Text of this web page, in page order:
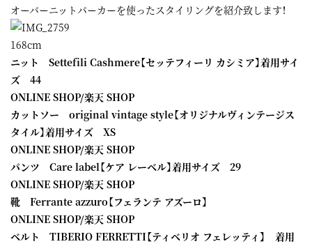
オーバーニットパーカーを使ったスタイリングを紹介致します！
168cm
ニット Settefili Cashmere【セッテフィーリ カシミア】着用サイ
ズ 44
ONLINE SHOP/楽天 SHOP
カットソー original vintage style【オリジナルヴィンテージス
タイル】着用サイズ XS
ONLINE SHOP/楽天 SHOP
パンツ Care label【ケア レーベル】着用サイズ 29
ONLINE SHOP/楽天 SHOP
靴 Ferrante azzuro【フェランテ アズーロ】
ONLINE SHOP/楽天 SHOP
ベルト TIBERIO FERRETTI【ティベリオ フェレッティ】 着用